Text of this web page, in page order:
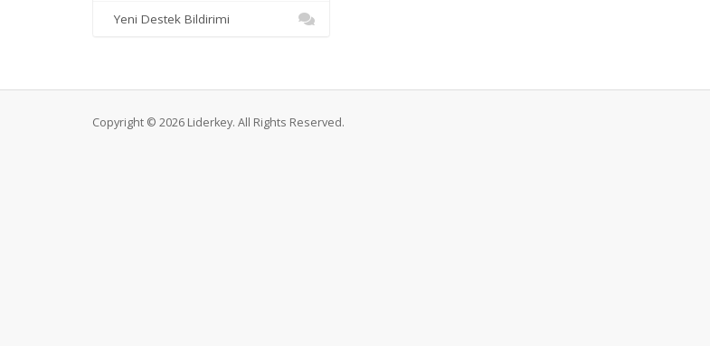
Yeni Destek Bildirimi
Copyright © 2026 Liderkey. All Rights Reserved.